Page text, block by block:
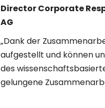
Director Corporate
AG
„Dank der
aufgestellt und können
des
gelungene